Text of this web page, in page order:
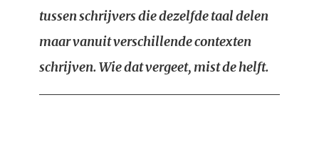
tussen schrijvers die dezelfde taal delen
maar vanuit verschillende contexten
schrijven. Wie dat vergeet, mist de helft.